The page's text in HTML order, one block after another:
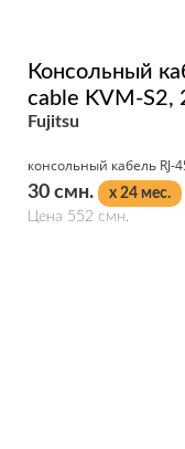
Консольный
cable KVM-S2,
Fujitsu
консольный кабель RJ-
30 смн.
x 24 мес.
Цена 552 смн.